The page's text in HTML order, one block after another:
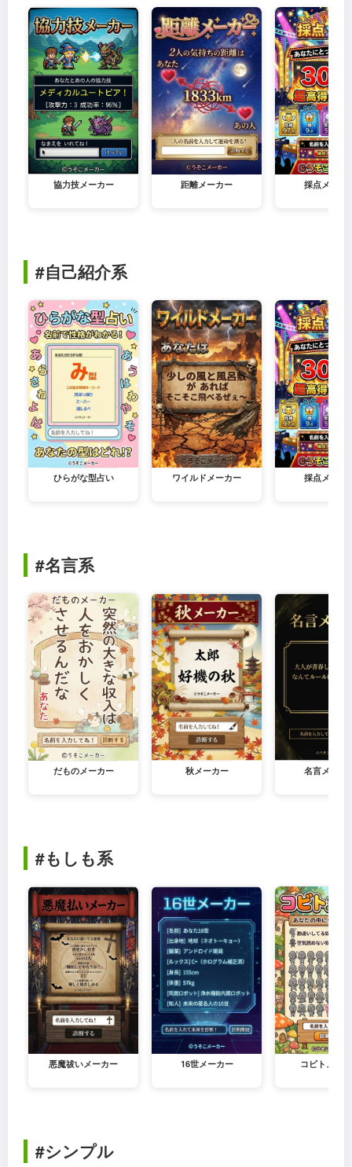
協力技メーカー 距離メーカー 採点メーカ
#自己紹介系
ひらがな型占い ワイルドメーカー 採点メーカ
#名言系
だものメーカー 秋メーカー 名言メーカ
#もしも系
悪魔祓いメーカー 16世メーカー コビトメー
#シンプル